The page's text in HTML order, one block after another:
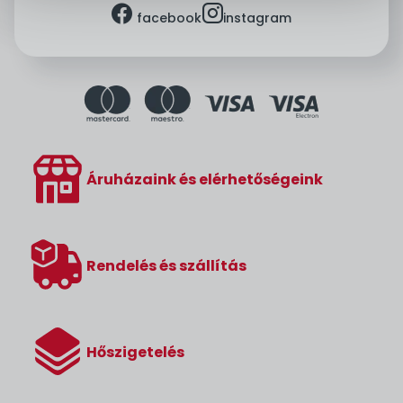
Áruházaink és elérhetőségeink
Rendelés és szállítás
Hőszigetelés
facebook facebookinstagraminstagram